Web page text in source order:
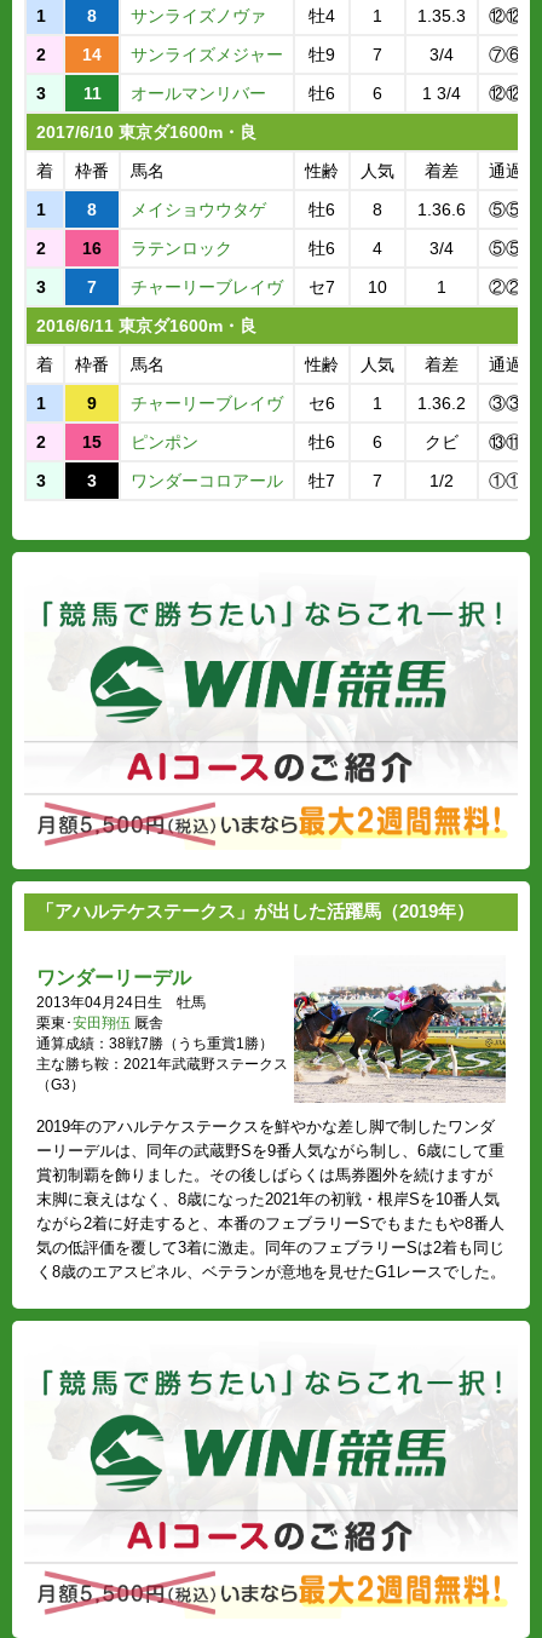
1
8 サンライズノヴァ 牡4 1 1.35.3
⑫⑫
2
14 サンライズメジャー 牡9 7 3/4
⑦⑥
3
11 オールマンリバー 牡6 6 1 3/4
⑫⑫
2017/6/10 東京ダ1600m・良
着
枠番 馬名 性齢 人気 着差
通過順
1
8 メイショウウタゲ 牡6 8 1.36.6
⑤⑤
2
16 ラテンロック 牡6 4 3/4
⑤⑤
3
7 チャーリーブレイヴ セ7 10 1
②②
2016/6/11 東京ダ1600m・良
着
枠番 馬名 性齢 人気 着差
通過順
1
9 チャーリーブレイヴ セ6 1 1.36.2
③③
2
15 ピンポン 牡6 6 クビ
⑬⑪
3
3 ワンダーコロアール 牡7 7 1/2 ①①
「アハルテケステークス」が出した活躍馬（2019年）
ワンダーリーデル
2013年04月24日生 牡馬
栗東･安田翔伍 厩舎
通算成績：38戦7勝（うち重賞1勝）
主な勝ち鞍：2021年武蔵野ステークス
（G3）
2019年のアハルテケステークスを鮮やかな差し脚で制したワンダ
ーリーデルは、同年の武蔵野Sを9番人気ながら制し、6歳にして重
賞初制覇を飾りました。その後しばらくは馬券圏外を続けますが
末脚に衰えはなく、8歳になった2021年の初戦・根岸Sを10番人気
ながら2着に好走すると、本番のフェブラリーSでもまたもや8番人
気の低評価を覆して3着に激走。同年のフェブラリーSは2着も同じ
く8歳のエアスピネル、ベテランが意地を見せたG1レースでした。